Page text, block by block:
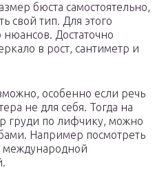
бюста самостоятельно,
свой тип. Для этого
нюансов. Достаточно
в рост, сантиметр и
особенно если речь
не для себя. Тогда на
груди по лифчику, можно
Например посмотреть
международной